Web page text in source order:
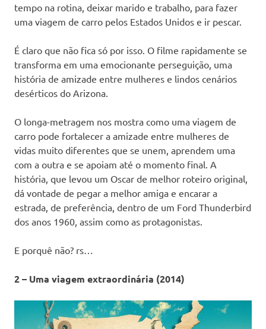
tempo na rotina, deixar marido e trabalho, para fazer
uma viagem de carro pelos Estados Unidos e ir pescar.
É claro que não fica só por isso. O filme rapidamente se
transforma em uma emocionante perseguição, uma
história de amizade entre mulheres e lindos cenários
desérticos do Arizona.
O longa-metragem nos mostra como uma viagem de
carro pode fortalecer a amizade entre mulheres de
vidas muito diferentes que se unem, aprendem uma
com a outra e se apoiam até o momento final. A
história, que levou um Oscar de melhor roteiro original,
dá vontade de pegar a melhor amiga e encarar a
estrada, de preferência, dentro de um Ford Thunderbird
dos anos 1960, assim como as protagonistas.
E porquê não? rs…
2 – Uma viagem extraordinária (2014)